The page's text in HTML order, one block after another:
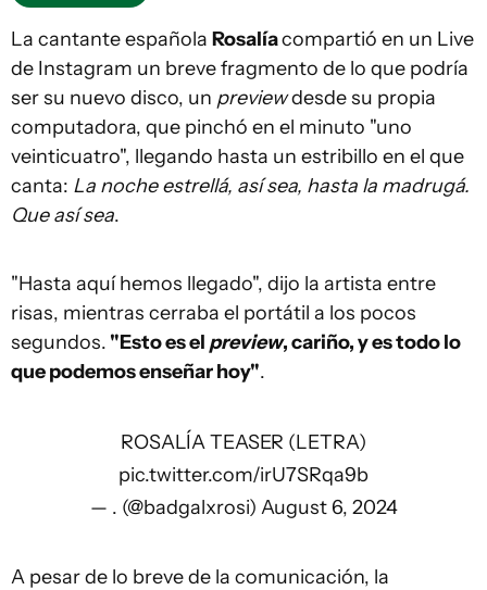
La cantante española Rosalíacompartió en un Live
de Instagram un breve fragmento de lo que podría
ser su nuevo disco, un previewdesde su propia
computadora, que pinchó en el minuto "uno
veinticuatro", llegando hasta un estribillo en el que
canta: La noche estrellá, así sea, hasta la madrugá.
Que así sea.
"Hasta aquí hemos llegado", dijo la artista entre
risas, mientras cerraba el portátil a los pocos
segundos. "Esto es el preview, cariño, y es todo lo
que podemos enseñar hoy".
ROSALÍA TEASER (LETRA)
pic.twitter.com/irU7SRqa9b
— . (@badgalxrosi) August 6, 2024
A pesar de lo breve de la comunicación, la